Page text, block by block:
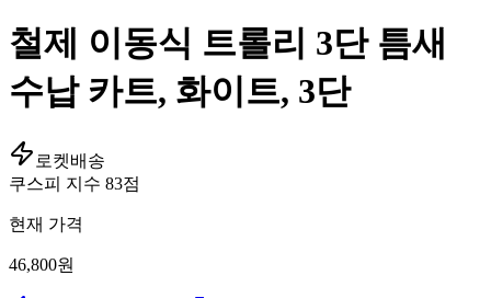
철제 이동식 트롤리 3단 틈새
수납 카트, 화이트, 3단
로켓배송
쿠스피 지수 83점
현재 가격
46,800원